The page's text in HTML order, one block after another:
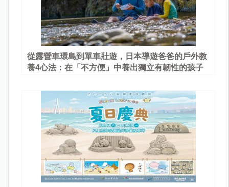
從露營車環島到單車壯遊，日本導遊爸爸的戶外教
養4心法：在「不方便」中養出獨立有韌性的孩子